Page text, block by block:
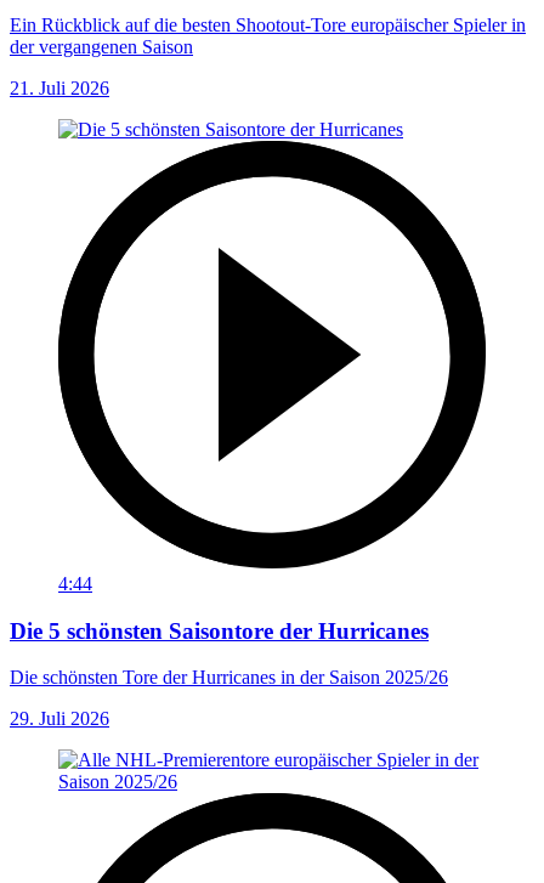
Ein Rückblick auf die besten Shootout-Tore europäischer Spieler in
der vergangenen Saison
21. Juli 2026
4:44
Die 5 schönsten Saisontore der Hurricanes
Die schönsten Tore der Hurricanes in der Saison 2025/26
29. Juli 2026